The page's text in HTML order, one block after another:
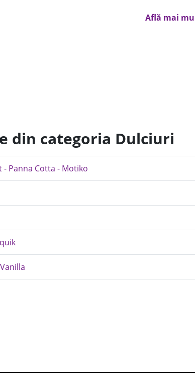
Află mai
din categoria Dulciuri
Panna Cotta - Motiko